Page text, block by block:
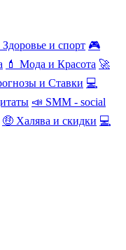
Здоровье и спорт 🎮
💄 Мода и Красота 🚀
и Ставки 💻
📣 SMM - social
🤑 Халява и скидки 💻